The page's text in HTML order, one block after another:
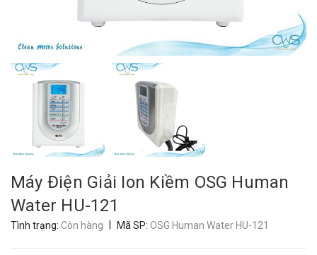
Máy Điện Giải Ion Kiềm OSG Human
Water HU-121
Tình trạng: Còn hàng Mã SP: OSG Human Water HU-121